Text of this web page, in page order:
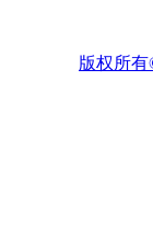
湛江市
2025-12-31
湛江市海
版权所